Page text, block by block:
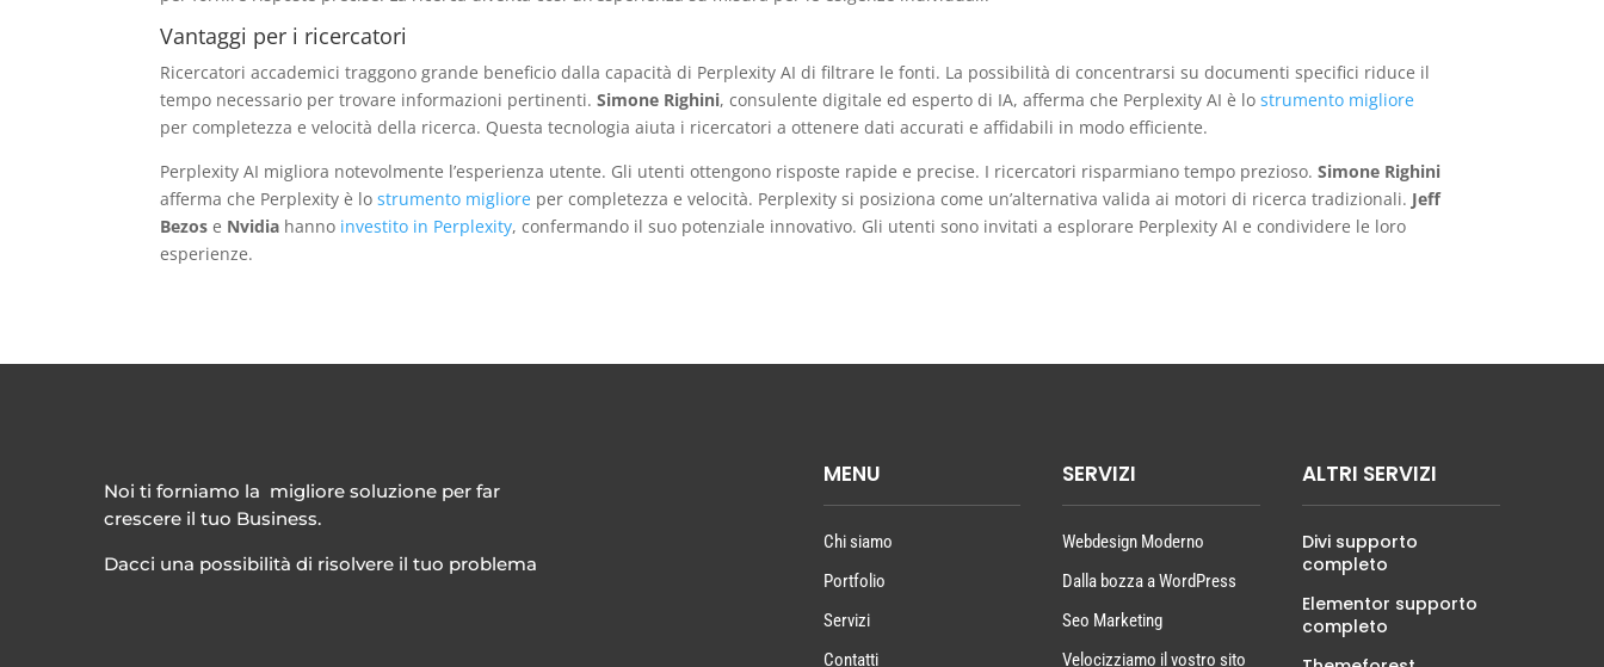
Vantaggi per i ricercatori
Ricercatori accademici traggono grande beneficio dalla capacità di Perplexity AI di filtrare le fonti. La possibilità di concentrarsi su documenti specifici riduce il
tempo necessario per trovare informazioni pertinenti.Simone Righini, consulente digitale ed esperto di IA, afferma che Perplexity AI è lostrumento migliore
per completezza e velocità della ricerca. Questa tecnologia aiuta i ricercatori a ottenere dati accurati e affidabili in modo efficiente.
Perplexity AI migliora notevolmente l’esperienza utente. Gli utenti ottengono risposte rapide e precise. I ricercatori risparmiano tempo prezioso.Simone Righini
afferma che Perplexity è lostrumento migliore per completezza e velocità. Perplexity si posiziona come un’alternativa valida ai motori di ricerca tradizionali. Jeff
Bezos e Nvidia hanno investito in Perplexity, confermando il suo potenziale innovativo. Gli utenti sono invitati a esplorare Perplexity AI e condividere le loro
esperienze.
Noi ti forniamo la migliore soluzione per far
crescere il tuo Business.
Dacci una possibilità di risolvere il tuo problema
MENU
Chi siamo
Portfolio
Servizi
Contatti
SERVIZI
Webdesign Moderno
Dalla bozza a WordPress
Seo Marketing
Velocizziamo il vostro sito
ALTRI SERVIZI
Divi supporto
completo
Elementor supporto
completo